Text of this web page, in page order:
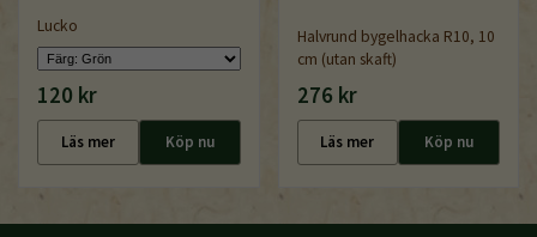
Lucko
120 kr
Läs mer Köp nu
Halvrund bygelhacka R10, 10
cm (utan skaft)
276 kr
Läs mer Köp nu